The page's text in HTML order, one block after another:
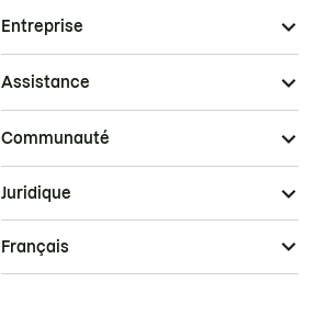
Entreprise
Assistance
Communauté
Juridique
Français